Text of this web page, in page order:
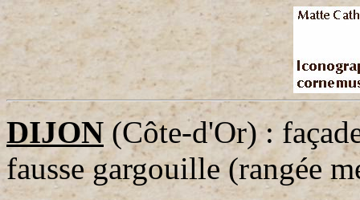
DIJON (Côte-d'Or) :
fausse gargouille (rangée